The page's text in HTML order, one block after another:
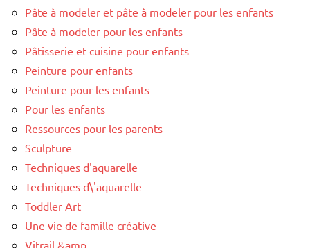
Pâte à modeler et pâte à modeler pour les enfants
Pâte à modeler pour les enfants
Pâtisserie et cuisine pour enfants
Peinture pour enfants
Peinture pour les enfants
Pour les enfants
Ressources pour les parents
Sculpture
Techniques d'aquarelle
Techniques d\'aquarelle
Toddler Art
Une vie de famille créative
Vitrail &amp